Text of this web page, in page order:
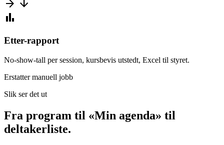
arrow_forward arrow_downward
bar_chart
Etter-rapport
No-show-tall per session, kursbevis utstedt, Excel til styret.
Erstatter manuell jobb
Slik ser det ut
Fra program til «Min agenda» til
deltakerliste.